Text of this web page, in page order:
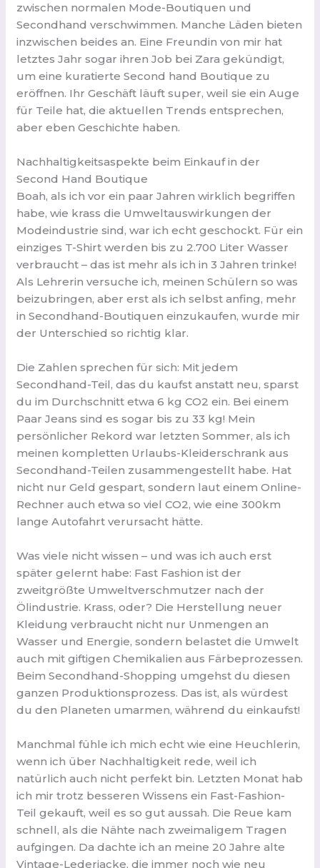
zwischen normalen Mode-Boutiquen und
Secondhand verschwimmen. Manche Läden bieten
inzwischen beides an. Eine Freundin von mir hat
letztes Jahr sogar ihren Job bei Zara gekündigt,
um eine kuratierte Second hand Boutique zu
eröffnen. Ihr Geschäft läuft super, weil sie ein Auge
für Teile hat, die aktuellen Trends entsprechen,
aber eben Geschichte haben.
Nachhaltigkeitsaspekte beim Einkauf in der
Second Hand Boutique
Boah, als ich vor ein paar Jahren wirklich begriffen
habe, wie krass die Umweltauswirkungen der
Modeindustrie sind, war ich echt geschockt. Für ein
einziges T-Shirt werden bis zu 2.700 Liter Wasser
verbraucht – das ist mehr als ich in 3 Jahren trinke!
Als Lehrerin versuche ich, meinen Schülern so was
beizubringen, aber erst als ich selbst anfing, mehr
in Secondhand-Boutiquen einzukaufen, wurde mir
der Unterschied so richtig klar.
Die Zahlen sprechen für sich: Mit jedem
Secondhand-Teil, das du kaufst anstatt neu, sparst
du im Durchschnitt etwa 6 kg CO2 ein. Bei einem
Paar Jeans sind es sogar bis zu 33 kg! Mein
persönlicher Rekord war letzten Sommer, als ich
meinen kompletten Urlaubs-Kleiderschrank aus
Secondhand-Teilen zusammengestellt habe. Hat
nicht nur Geld gespart, sondern laut einem Online-
Rechner auch etwa so viel CO2, wie eine 300km
lange Autofahrt verursacht hätte.
Was viele nicht wissen – und was ich auch erst
später gelernt habe: Fast Fashion ist der
zweitgrößte Umweltverschmutzer nach der
Ölindustrie. Krass, oder? Die Herstellung neuer
Kleidung verbraucht nicht nur Unmengen an
Wasser und Energie, sondern belastet die Umwelt
auch mit giftigen Chemikalien aus Färbeprozessen.
Beim Secondhand-Shopping umgehst du diesen
ganzen Produktionsprozess. Das ist, als würdest
du den Planeten umarmen, während du einkaufst!
Manchmal fühle ich mich echt wie eine Heuchlerin,
wenn ich über Nachhaltigkeit rede, weil ich
natürlich auch nicht perfekt bin. Letzten Monat hab
ich mir trotz besseren Wissens ein Fast-Fashion-
Teil gekauft, weil es so gut aussah. Die Reue kam
schnell, als die Nähte nach zweimaligem Tragen
aufgingen. Da dachte ich an meine 20 Jahre alte
Vintage-Lederjacke, die immer noch wie neu